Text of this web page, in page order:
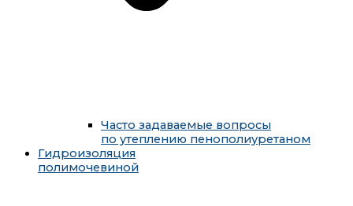
Часто задаваемые вопросы
по утеплению пенополиуретаном
Гидроизоляция
полимочевиной